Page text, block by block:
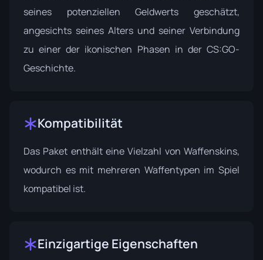
seines potenziellen Geldwerts geschätzt,
angesichts seines Alters und seiner Verbindung
zu einer der ikonischen Phasen in der CS:GO-
Geschichte.
Kompatibilität
Das Paket enthält eine Vielzahl von Waffenskins,
wodurch es mit mehreren Waffentypen im Spiel
kompatibel ist.
Einzigartige Eigenschaften